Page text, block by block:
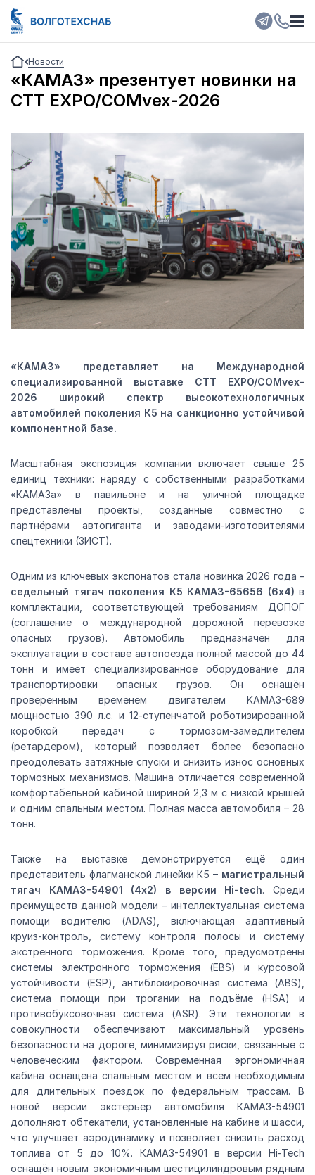
Новости
«КАМАЗ» презентует новинки на
CTT EXPO/COMvex-2026
«КАМАЗ» представляет на Международной
специализированной выставке CTT EXPO/COMvex-
2026 широкий спектр высокотехнологичных
автомобилей поколения К5 на санкционно устойчивой
компонентной базе.
Масштабная экспозиция компании включает свыше 25
единиц техники: наряду с собственными разработками
«КАМАЗа» в павильоне и на уличной площадке
представлены проекты, созданные совместно с
партнёрами автогиганта и заводами-изготовителями
спецтехники (ЗИСТ).
Одним из ключевых экспонатов стала новинка 2026 года –
седельный тягач поколения К5 КАМАЗ-65656 (6х4) в
комплектации, соответствующей требованиям ДОПОГ
(соглашение о международной дорожной перевозке
опасных грузов). Автомобиль предназначен для
эксплуатации в составе автопоезда полной массой до 44
тонн и имеет специализированное оборудование для
транспортировки опасных грузов. Он оснащён
проверенным временем двигателем KAMAЗ-689
мощностью 390 л.с. и 12-ступенчатой роботизированной
коробкой передач с тормозом-замедлителем
(ретардером), который позволяет более безопасно
преодолевать затяжные спуски и снизить износ основных
тормозных механизмов. Машина отличается современной
комфортабельной кабиной шириной 2,3 м с низкой крышей
и одним спальным местом. Полная масса автомобиля – 28
тонн.
Также на выставке демонстрируется ещё один
представитель флагманской линейки К5 – магистральный
тягач КАМАЗ-54901 (4х2) в версии Hi-tech. Среди
преимуществ данной модели – интеллектуальная система
помощи водителю (ADAS), включающая адаптивный
круиз-контроль, систему контроля полосы и систему
экстренного торможения. Кроме того, предусмотрены
системы электронного торможения (EBS) и курсовой
устойчивости (ESP), антиблокировочная система (ABS),
система помощи при трогании на подъёме (HSA) и
противобуксовочная система (ASR). Эти технологии в
совокупности обеспечивают максимальный уровень
безопасности на дороге, минимизируя риски, связанные с
человеческим фактором. Современная эргономичная
кабина оснащена спальным местом и всем необходимым
для длительных поездок по федеральным трассам. В
новой версии экстерьер автомобиля КАМАЗ-54901
дополняют обтекатели, установленные на кабине и шасси,
что улучшает аэродинамику и позволяет снизить расход
топлива от 5 до 10%. КАМАЗ-54901 в версии Hi-Tech
оснащён новым экономичным шестицилиндровым рядным